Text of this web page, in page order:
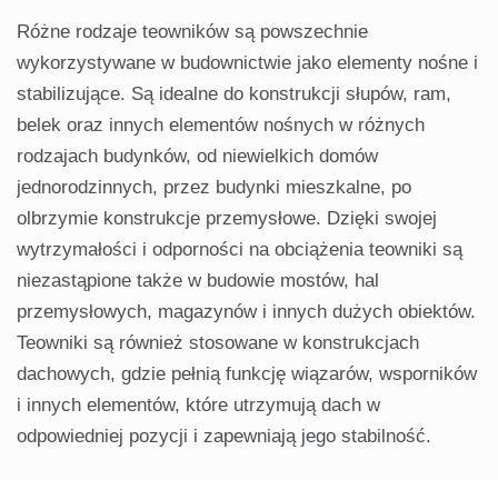
Różne rodzaje teowników są powszechnie
wykorzystywane w budownictwie jako elementy nośne i
stabilizujące. Są idealne do konstrukcji słupów, ram,
belek oraz innych elementów nośnych w różnych
rodzajach budynków, od niewielkich domów
jednorodzinnych, przez budynki mieszkalne, po
olbrzymie konstrukcje przemysłowe. Dzięki swojej
wytrzymałości i odporności na obciążenia teowniki są
niezastąpione także w budowie mostów, hal
przemysłowych, magazynów i innych dużych obiektów.
Teowniki są również stosowane w konstrukcjach
dachowych, gdzie pełnią funkcję wiązarów, wsporników
i innych elementów, które utrzymują dach w
odpowiedniej pozycji i zapewniają jego stabilność.